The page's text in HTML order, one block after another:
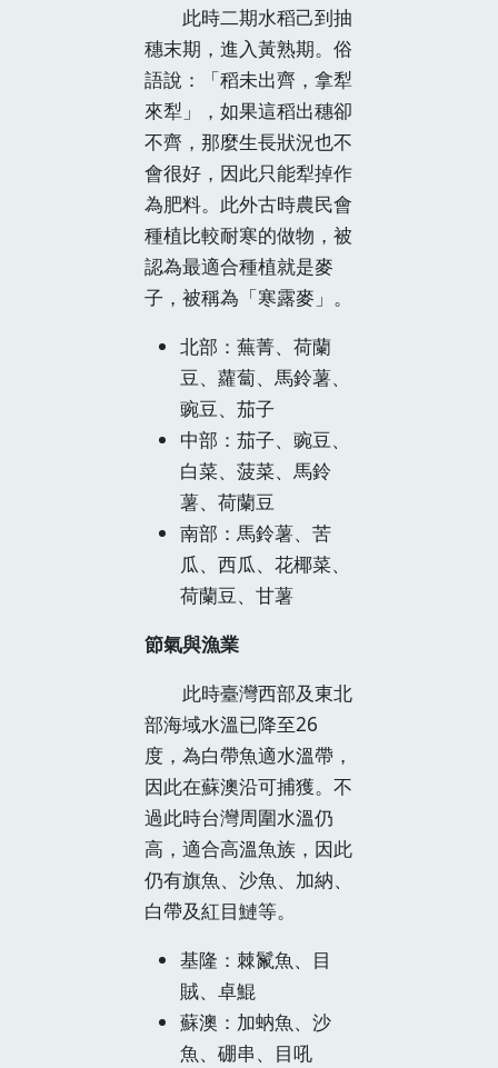
此時二期水稻己到抽
穗末期，進入黃熟期。俗
語說：「稻未出齊，拿犁
來犁」，如果這稻出穗卻
不齊，那麼生長狀況也不
會很好，因此只能犁掉作
為肥料。此外古時農民會
種植比較耐寒的做物，被
認為最適合種植就是麥
子，被稱為「寒露麥」。
北部：蕪菁、荷蘭
豆、蘿蔔、馬鈴薯、
豌豆、茄子
中部：茄子、豌豆、
白菜、菠菜、馬鈴
薯、荷蘭豆
南部：馬鈴薯、苦
瓜、西瓜、花椰菜、
荷蘭豆、甘薯
節氣與漁業
此時臺灣西部及東北
部海域水溫已降至26
度，為白帶魚適水溫帶，
因此在蘇澳沿可捕獲。不
過此時台灣周圍水溫仍
高，適合高溫魚族，因此
仍有旗魚、沙魚、加納、
白帶及紅目鰱等。
基隆：棘鬣魚、目
賊、卓鯤
蘇澳：加蚋魚、沙
魚、硼串、目吼